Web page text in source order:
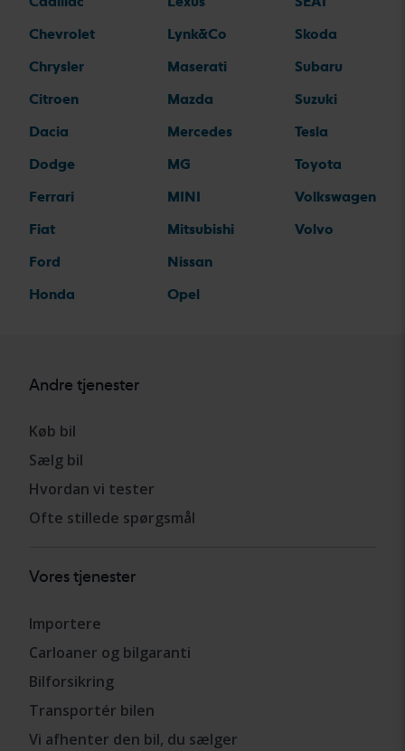
Chevrolet
Chrysler
Citroen
Dacia
Dodge
Ferrari
Fiat
Ford
Honda
Lynk&Co
Maserati
Mazda
Mercedes
MG
MINI
Mitsubishi
Nissan
Opel
Skoda
Subaru
Suzuki
Tesla
Toyota
Volkswagen
Volvo
Andre tjenester
Køb bil
Sælg bil
Hvordan vi tester
Ofte stillede spørgsmål
Vores tjenester
Importere
Carloaner og bilgaranti
Bilforsikring
Transportér bilen
Vi afhenter den bil, du sælger